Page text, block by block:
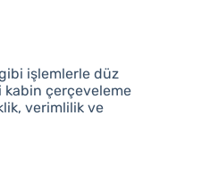
işlemlerle düz
kabin çerçeveleme
verimlilik ve